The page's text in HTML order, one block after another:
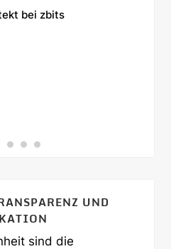
bei zbits
UND
sind die